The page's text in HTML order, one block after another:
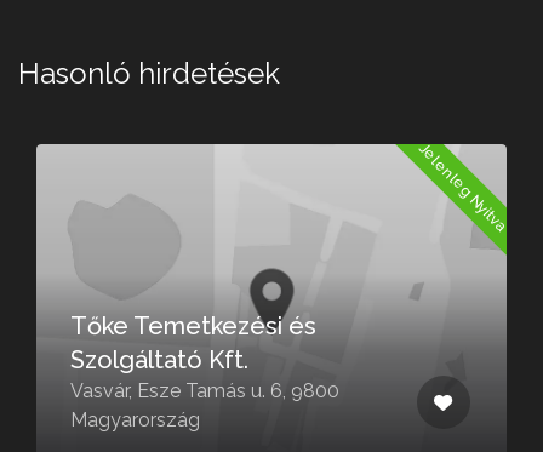
Hasonló hirdetések
Jelenleg Nyitva
Tőke Temetkezési és
Szolgáltató Kft.
Vasvár, Esze Tamás u. 6, 9800
Magyarország